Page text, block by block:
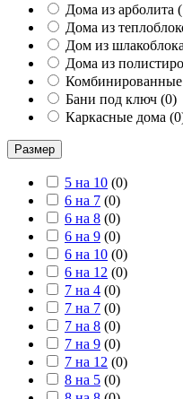
Дома из арболита (
Дома из
Дом из
Дома из
Бани под ключ (0)
Каркасные дома (0
Размер
5 на 10 (0)
6 на 7 (0)
6 на 8 (0)
6 на 9 (0)
6 на 10 (0)
6 на 12 (0)
7 на 4 (0)
7 на 7 (0)
7 на 8 (0)
7 на 9 (0)
7 на 12 (0)
8 на 5 (0)